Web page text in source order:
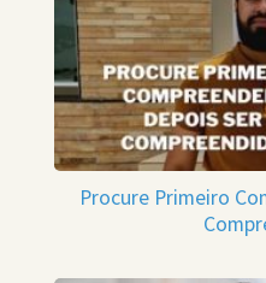
Procure Primeiro